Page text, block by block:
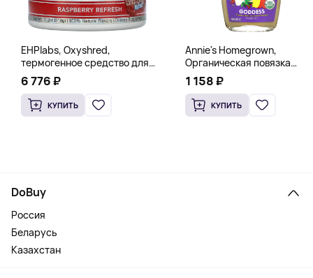
EHPlabs, Oxyshred,
термогенное средство для
сжигания жира, малиновое
освежение, 318 г (11,2 унции)
6 776 ₽
КУПИТЬ
Annie's Homegrown,
Органическая повязка
«Богиня», 236 мл (8 жидк.
унц.)
1 158 ₽
КУПИТЬ
DoBuy
Россия
Беларусь
Казахстан